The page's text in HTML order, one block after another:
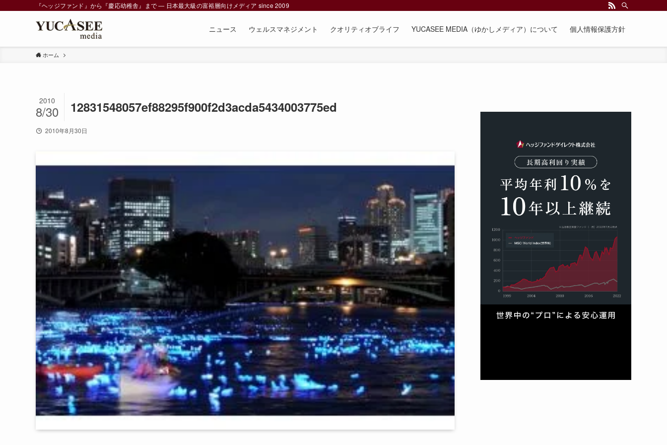
『ヘッジファンド』から『慶応幼稚舎』まで ― 日本最大級の富裕層向けメディア since 2009
ニュース ウェルスマネジメント クオリティオブライフ YUCASEE MEDIA（ゆかしメディア）について 個人情報保護方針
ホーム
12831548057ef88295f900f2d3acda5434003775ed
2010
8/30
2010年8月30日